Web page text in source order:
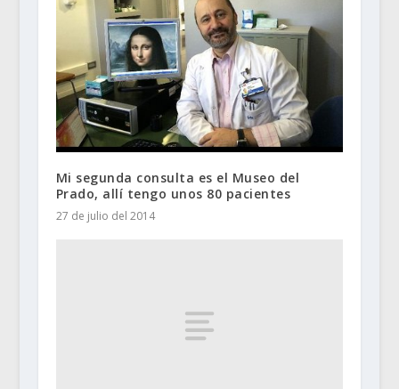
Mi segunda consulta es el Museo del
Prado, allí tengo unos 80 pacientes
27 de julio del 2014